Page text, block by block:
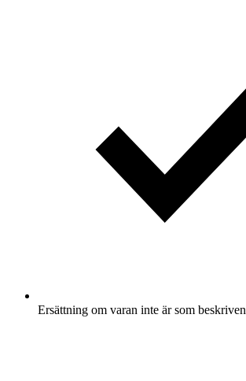
Ersättning om varan inte är som beskriven